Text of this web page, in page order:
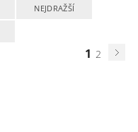
NEJDRAŽŠÍ
1 2